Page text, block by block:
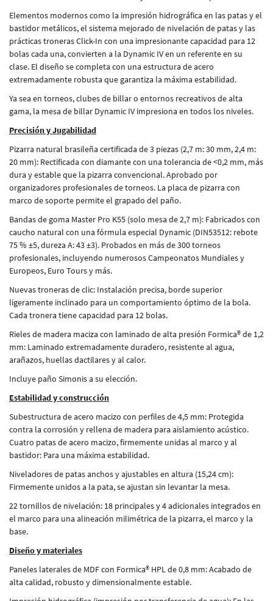
Elementos modernos como la impresión hidrográfica en las patas y el
bastidor metálicos, el sistema mejorado de nivelación de patas y las
prácticas troneras Click-In con una impresionante capacidad para 12
bolas cada una, convierten a la Dynamic IV en un referente en su
clase. El diseño se completa con una estructura de acero
extremadamente robusta que garantiza la máxima estabilidad.
Ya sea en torneos, clubes de billar o entornos recreativos de alta
gama, la mesa de billar Dynamic IV impresiona en todos los niveles.
Precisión y Jugabilidad
Pizarra natural brasileña certificada de 3 piezas (2,7 m: 30 mm, 2,4 m:
20 mm): Rectificada con diamante con una tolerancia de <0,2 mm, más
dura y estable que la pizarra convencional. Aprobado por
organizadores profesionales de torneos. La placa de pizarra con
marco de soporte permite el grapado del paño.
Bandas de goma Master Pro K55 (solo mesa de 2,7 m): Fabricados con
caucho natural con una fórmula especial Dynamic (DIN53512: rebote
75 % ±5, dureza A: 43 ±3). Probados en más de 300 torneos
profesionales, incluyendo numerosos Campeonatos Mundiales y
Europeos, Euro Tours y más.
Nuevas troneras de clic: Instalación precisa, borde superior
ligeramente inclinado para un comportamiento óptimo de la bola.
Cada tronera tiene capacidad para 12 bolas.
Rieles de madera maciza con laminado de alta presión Formica® de 1,2
mm: Laminado extremadamente duradero, resistente al agua,
arañazos, huellas dactilares y al calor.
Incluye paño Simonis a su elección.
Estabilidad y construcción
Subestructura de acero macizo con perfiles de 4,5 mm: Protegida
contra la corrosión y rellena de madera para aislamiento acústico.
Cuatro patas de acero macizo, firmemente unidas al marco y al
bastidor: Para una máxima estabilidad.
Niveladores de patas anchos y ajustables en altura (15,24 cm):
Firmemente unidos a la pata, se ajustan sin levantar la mesa.
22 tornillos de nivelación: 18 principales y 4 adicionales integrados en
el marco para una alineación milimétrica de la pizarra, el marco y la
base.
Diseño y materiales
Paneles laterales de MDF con Formica® HPL de 0,8 mm: Acabado de
alta calidad, robusto y dimensionalmente estable.